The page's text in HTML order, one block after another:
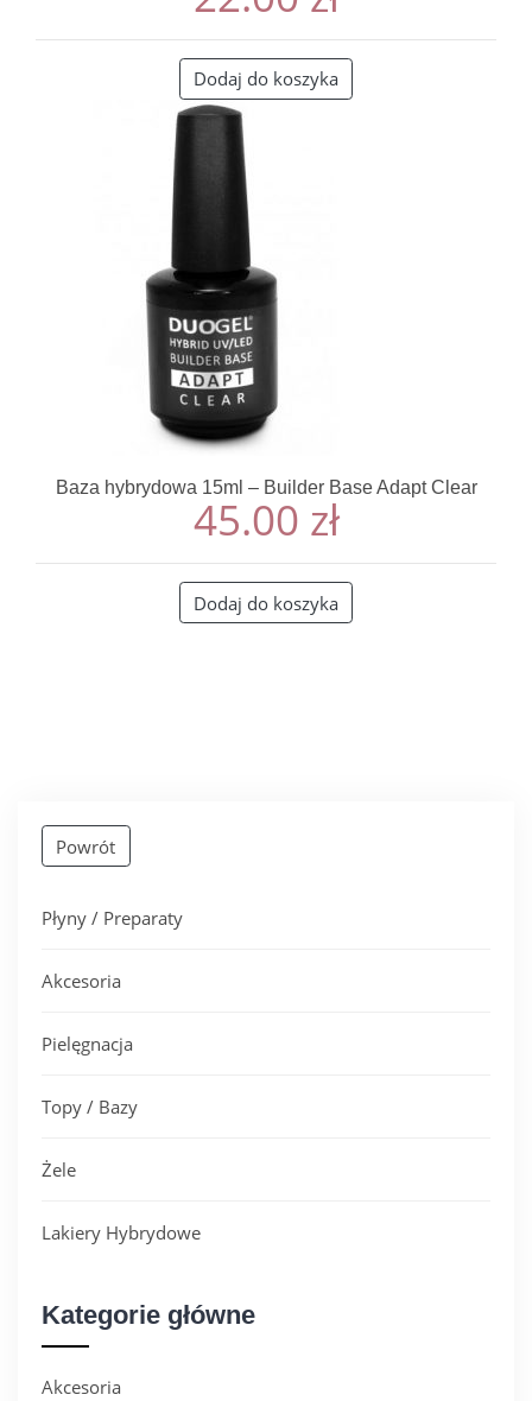
Powrót
Płyny / Preparaty
Akcesoria
Pielęgnacja
Topy / Bazy
Żele
Lakiery Hybrydowe
Kategorie główne
Akcesoria
Dodaj do koszyka
Baza hybrydowa 15ml – Builder Base Adapt Clear
45.00 zł
Dodaj do koszyka